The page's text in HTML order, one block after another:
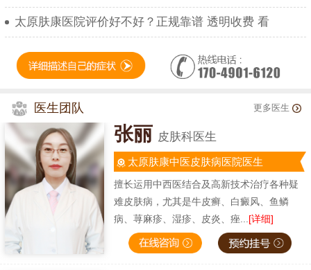
太原肤康医院评价好不好？正规靠谱 透明收费 看
医生团队 更多医生
张丽 皮肤科医生
太原肤康中医皮肤病医院医生
擅长运用中西医结合及高新技术治疗各种疑
难皮肤病，尤其是牛皮癣、白癜风、鱼鳞
病、荨麻疹、湿疹、皮炎、痤... [详细]